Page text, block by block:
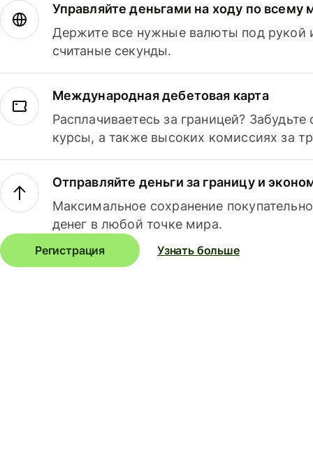
Управляйте деньгами на ходу по всему
Держите все нужные валюты под рукой
считаные секунды.
Международная дебетовая карта
Расплачиваетесь за границей?
курсы, а также высоких комиссиях за
Отправляйте деньги за границу и
Максимальное сохранение
денег в любой точке мира.
Регистрация Узнать больше